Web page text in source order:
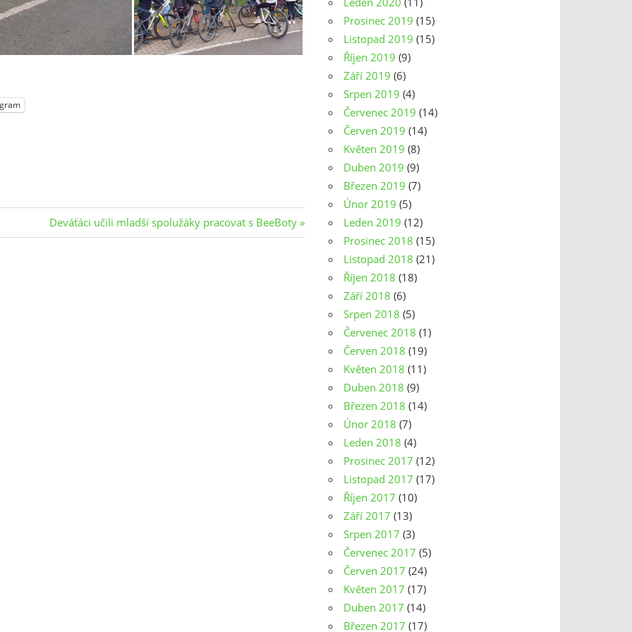
Next
Post:
Deváťáci učili mladší spolužáky pracovat s BeeBoty
Prosinec 2019 (15)
Listopad 2019 (15)
Říjen 2019 (9)
Září 2019 (6)
Srpen 2019 (4)
Červenec 2019 (14)
Červen 2019 (14)
Květen 2019 (8)
Duben 2019 (9)
Březen 2019 (7)
Únor 2019 (5)
Leden 2019 (12)
Prosinec 2018 (15)
Listopad 2018 (21)
Říjen 2018 (18)
Září 2018 (6)
Srpen 2018 (5)
Červenec 2018 (1)
Červen 2018 (19)
Květen 2018 (11)
Duben 2018 (9)
Březen 2018 (14)
Únor 2018 (7)
Leden 2018 (4)
Prosinec 2017 (12)
Listopad 2017 (17)
Říjen 2017 (10)
Září 2017 (13)
Srpen 2017 (3)
Červenec 2017 (5)
Červen 2017 (24)
Květen 2017 (17)
Duben 2017 (14)
Březen 2017 (17)